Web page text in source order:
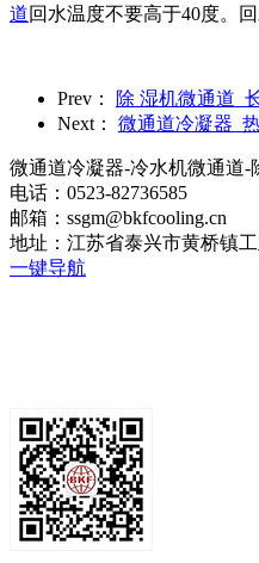
道回水温度不要高于40度。
Prev：
除 湿机微通道_
Next：
微通道冷凝器_
微通道冷凝器-冷水机微通道-
电话：0523-82736585
邮箱：ssgm@bkfcooling.cn
地址：江苏省泰兴市黄桥镇
一键导航